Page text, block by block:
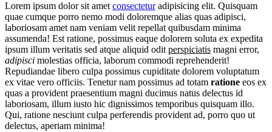
Lorem ipsum dolor sit amet consecteturadipisicing elit. Quisquam
quae cumque porro nemo modi doloremque alias quas adipisci,
laboriosam amet nam veniam velit repellat quibusdam minima
assumenda! Est ratione, possimus eaque dolorem soluta ex expedita
ipsum illum veritatis sed atque aliquid odit perspiciatis magni error,
adipisci molestias officia, laborum commodi reprehenderit!
Repudiandae libero culpa possimus cupiditate dolorem voluptatum
ex vitae vero officiis. Tenetur nam possimus ad totam ratione eos ex
quas a provident praesentium magni ducimus natus delectus id
laboriosam, illum iusto hic dignissimos temporibus quisquam illo.
Qui, ratione nesciunt culpa perferendis provident ad, porro quo ut
delectus, aperiam minima!